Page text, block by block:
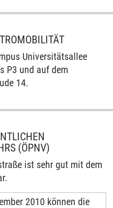
Universitätsallee
P3 und auf dem
14.
(ÖPNV)
ist sehr gut mit dem
2010 können die